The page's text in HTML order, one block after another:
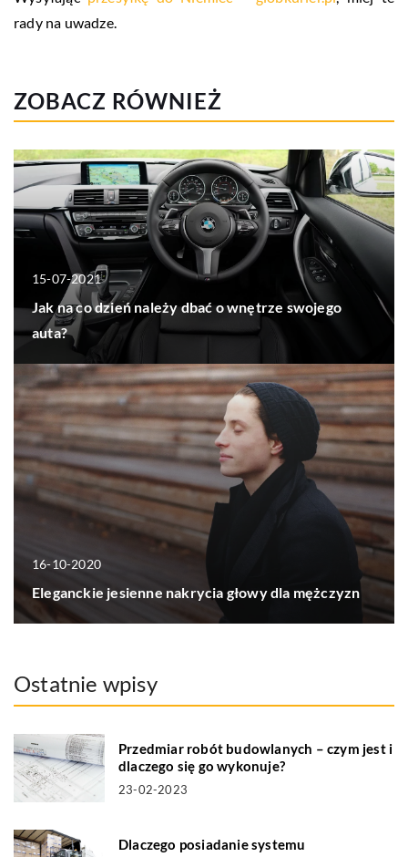
rady na uwadze.
ZOBACZ RÓWNIEŻ
15-07-2021
Jak na co dzień należy dbać o wnętrze swojego
auta?
16-10-2020
Eleganckie jesienne nakrycia głowy dla mężczyzn
Ostatnie wpisy
Przedmiar robót budowlanych – czym jest i
dlaczego się go wykonuje?
23-02-2023
Dlaczego posiadanie systemu